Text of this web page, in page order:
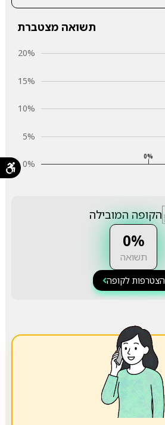
תשואה מצטברת
0%
5%
10%
15%
20%
0%
הקופה המובילה
0%
תשואה
הצטרפות לקופה